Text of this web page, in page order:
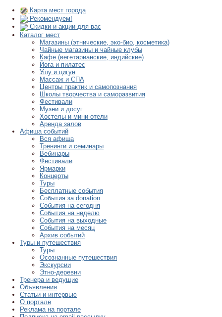
Карта мест города
Рекомендуем!
Скидки и акции для вас
Каталог мест
Магазины (этнические, эко-био, косметика)
Чайные магазины и чайные клубы
Кафе (вегетарианские, индийские)
Йога и пилатес
Ушу и цигун
Массаж и СПА
Центры практик и самопознания
Школы творчества и саморазвития
Фестивали
Музеи и досуг
Хостелы и мини-отели
Аренда залов
Афиша событий
Вся афиша
Тренинги и семинары
Вебинары
Фестивали
Ярмарки
Концерты
Туры
Бесплатные события
События за donation
События на сегодня
События на неделю
События на выходные
События на месяц
Архив событий
Туры и путешествия
Туры
Осознанные путешествия
Экскурсии
Этно-деревни
Тренера и ведущие
Объявления
Статьи и интервью
О портале
Реклама на портале